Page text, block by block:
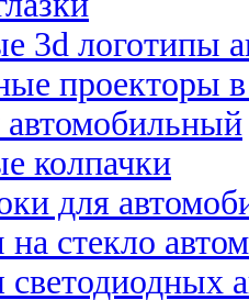
3d логотипы
проекторы
колпачки
для
стекло